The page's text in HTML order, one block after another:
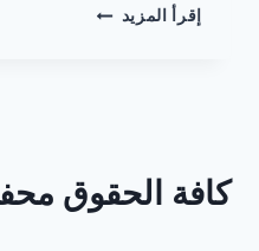
إقرأ المزيد تفصيل
كافة الحقوق